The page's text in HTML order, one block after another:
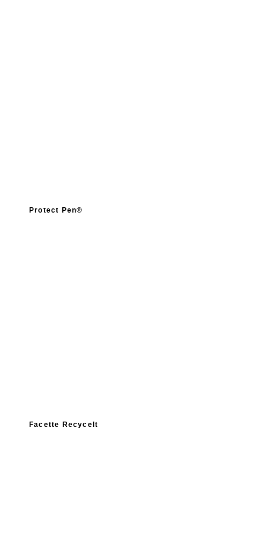
Protect Pen®
Facette Recycelt